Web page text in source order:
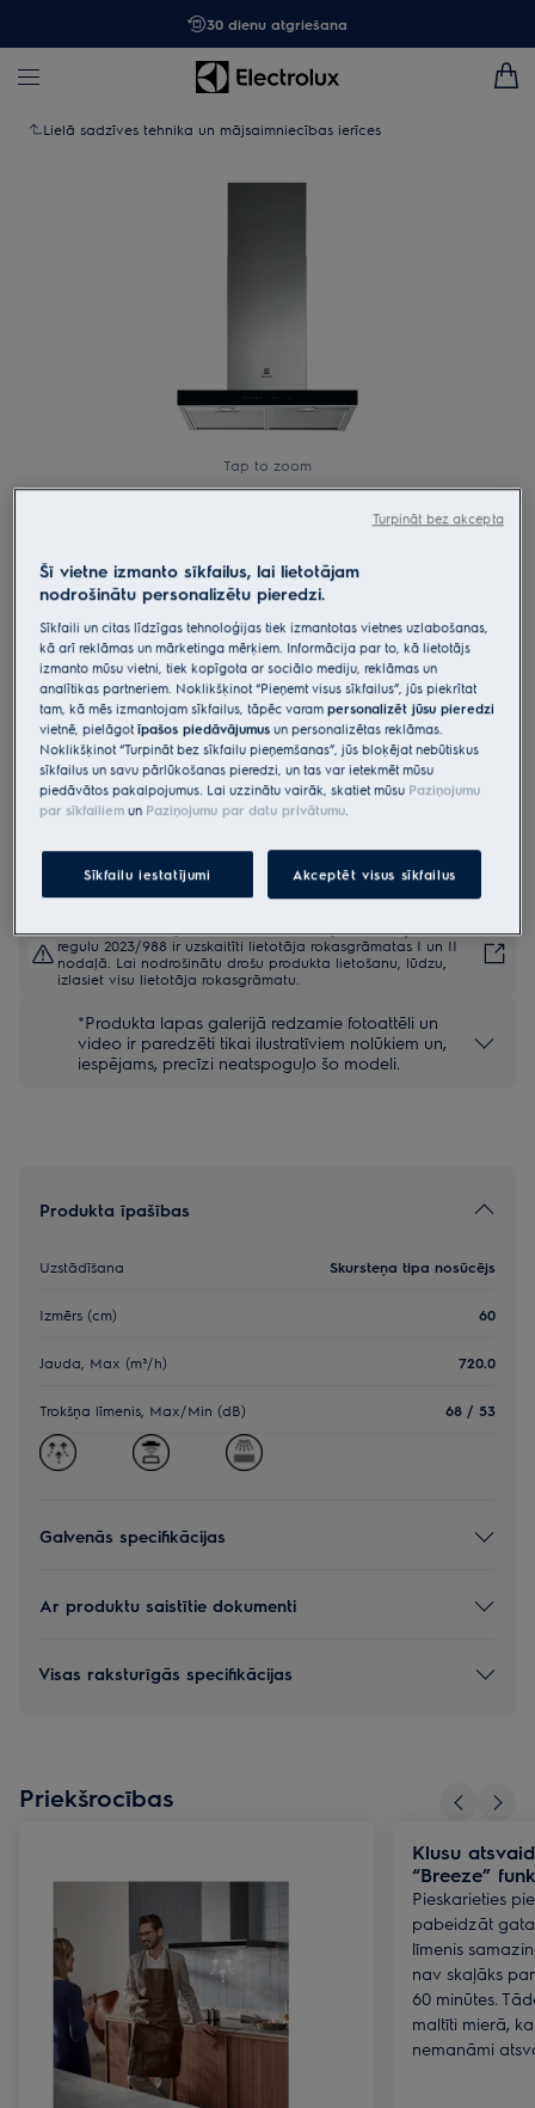
30 dienu atgriešana
Lielā sadzīves tehnika un mājsaimniecības ierīces
Tap to zoom
LFT766X
Skursteņa tipa nosūcējs 60 cm
800.sērijas ar „Hob2Hood“
4.7 (224)
Ražojuma informācijas lapa
Priekšrocības
Tvaika nosūcējs 800 Breeze klusi atsvaidzina virtuves gaisu.
“Breeze” funkcija klusi atsvaidzina gaisu, kad gatavošana ir
pabeigta.
Hob2Hood® bezvadu režīmā savieno plīts virsmu ar tvaika nosūcēju,
tādēļ tvaiks tiek nosūkts automātiski.
regulu 2023/988 ir uzskaitīti lietotāja rokasgrāmatas I un II
nodaļā. Lai nodrošinātu drošu produkta lietošanu, lūdzu,
izlasiet visu lietotāja rokasgrāmatu.
*Produkta lapas galerijā redzamie fotoattēli un
video ir paredzēti tikai ilustratīviem nolūkiem un,
iespējams, precīzi neatspoguļo šo modeli.
Produkta īpašības
Uzstādīšana Skursteņa tipa nosūcējs
Izmērs (cm) 60
Jauda, Max (m³/h) 720.0
Trokšņa līmenis, Max/Min (dB) 68 / 53
Galvenās specifikācijas
Ar produktu saistītie dokumenti
Visas raksturīgās specifikācijas
Priekšrocības
Klusu
“Breeze”
Pieskarieties
pabeidzāt
līmenis
nav skaļāks
60 minūtes.
maltīti mierā,
nemanāmi
Šī vietne izmanto sīkfailus, lai lietotājam
nodrošinātu personalizētu pieredzi.
Sīkfaili un citas līdzīgas tehnoloģijas tiek izmantotas vietnes uzlabošanas,
kā arī reklāmas un mārketinga mērķiem. Informācija par to, kā lietotājs
izmanto mūsu vietni, tiek kopīgota ar sociālo mediju, reklāmas un
analītikas partneriem. Noklikšķinot “Pieņemt visus sīkfailus”, jūs piekrītat
tam, kā mēs izmantojam sīkfailus, tāpēc varampersonalizēt jūsu pieredzi
vietnē, pielāgotīpašos piedāvājumus un personalizētas reklāmas.
Noklikšķinot “Turpināt bez sīkfailu pieņemšanas”, jūs bloķējat nebūtiskus
sīkfailus un savu pārlūkošanas pieredzi, un tas var ietekmēt mūsu
piedāvātos pakalpojumus. Lai uzzinātu vairāk, skatiet mūsu Paziņojumu
par sīkfailiem un Paziņojumu par datu privātumu.
Sīkfailu iestatījumi Akceptēt visus sīkfailus
Turpināt bez akcepta